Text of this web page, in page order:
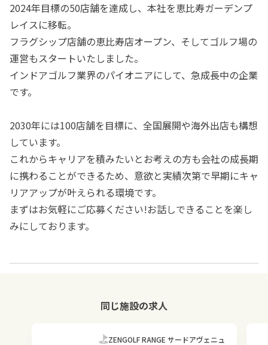
2024年目標の50店舗を達成し、本社を恵比寿ガーデンプ
レイスに移転。
フラグシップ店舗の恵比寿店オープン、そしてゴルフ場の
運営もスタートいたしました。
インドアゴルフ業界のパイオニアにして、急成長中の企業
です。
2030年には100店舗を目標に、全国展開や海外出店も構想
しています。
これからキャリアを積みたいとお考えの方も会社の成長期
に携わることができるため、意欲と実績次第で早期にキャ
リアアップが叶えられる環境です。
まずはお気軽にご応募ください!お話しできることを楽し
みにしております。
同じ施設の求人
ZENGOLF RANGE サードアヴェニュ